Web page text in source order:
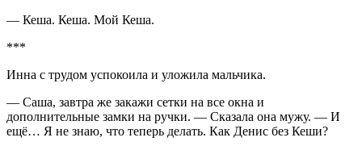
— Кеша. Кеша. Мой Кеша.
***
Инна с трудом успокоила и уложила мальчика.
— Саша, завтра же закажи сетки на все окна и
дополнительные замки на ручки. — Сказала она мужу. — И
ещё… Я не знаю, что теперь делать. Как Денис без Кеши?